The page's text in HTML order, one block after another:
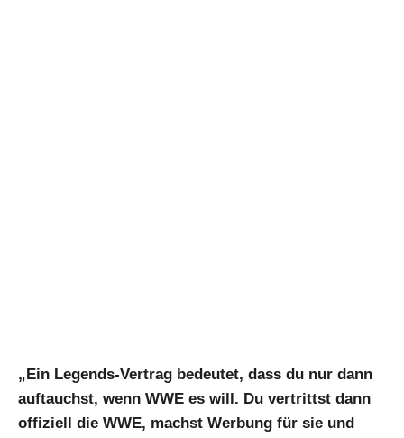
„Ein Legends-Vertrag bedeutet, dass du nur dann
auftauchst, wenn WWE es will. Du vertrittst dann
offiziell die WWE, machst Werbung für sie und